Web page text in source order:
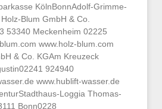
KölnBonnAdolf-Grimme-
Blum GmbH & Co.
53340 Meckenheim 02225
www.holz-blum.com
& Co. KGAm Kreuzeck
924940
www.hublift-wasser.de
Loggia Thomas-
Bonn0228